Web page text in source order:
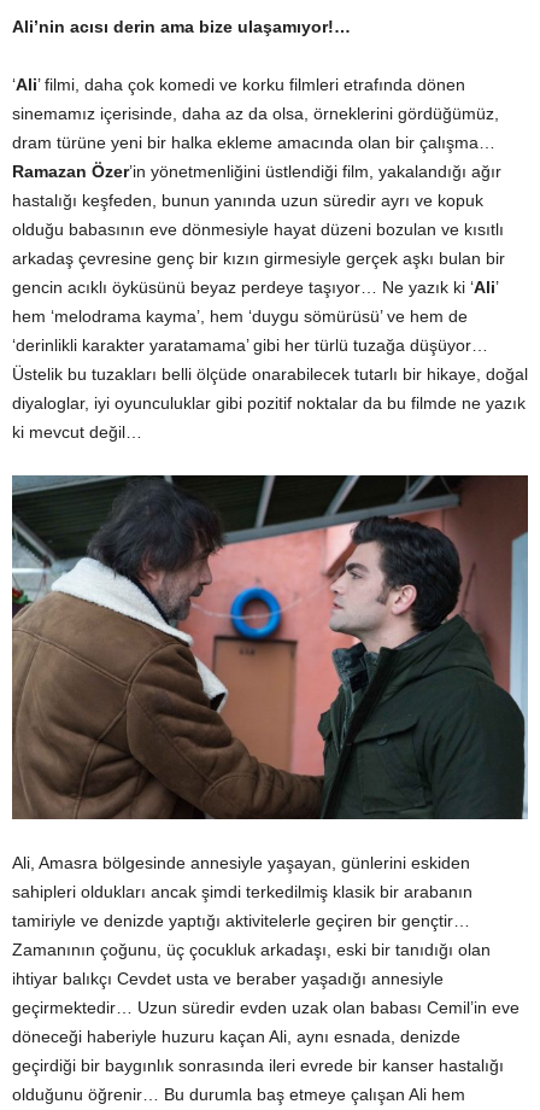
Ali’nin acısı derin ama bize ulaşamıyor!…
‘Ali’ filmi, daha çok komedi ve korku filmleri etrafında dönen
sinemamız içerisinde, daha az da olsa, örneklerini gördüğümüz,
dram türüne yeni bir halka ekleme amacında olan bir çalışma…
Ramazan Özer’in yönetmenliğini üstlendiği film, yakalandığı ağır
hastalığı keşfeden, bunun yanında uzun süredir ayrı ve kopuk
olduğu babasının eve dönmesiyle hayat düzeni bozulan ve kısıtlı
arkadaş çevresine genç bir kızın girmesiyle gerçek aşkı bulan bir
gencin acıklı öyküsünü beyaz perdeye taşıyor… Ne yazık ki ‘Ali’
hem ‘melodrama kayma’, hem ‘duygu sömürüsü’ ve hem de
‘derinlikli karakter yaratamama’ gibi her türlü tuzağa düşüyor…
Üstelik bu tuzakları belli ölçüde onarabilecek tutarlı bir hikaye, doğal
diyaloglar, iyi oyunculuklar gibi pozitif noktalar da bu filmde ne yazık
ki mevcut değil…
Ali, Amasra bölgesinde annesiyle yaşayan, günlerini eskiden
sahipleri oldukları ancak şimdi terkedilmiş klasik bir arabanın
tamiriyle ve denizde yaptığı aktivitelerle geçiren bir gençtir…
Zamanının çoğunu, üç çocukluk arkadaşı, eski bir tanıdığı olan
ihtiyar balıkçı Cevdet usta ve beraber yaşadığı annesiyle
geçirmektedir… Uzun süredir evden uzak olan babası Cemil’in eve
döneceği haberiyle huzuru kaçan Ali, aynı esnada, denizde
geçirdiği bir baygınlık sonrasında ileri evrede bir kanser hastalığı
olduğunu öğrenir… Bu durumla baş etmeye çalışan Ali hem